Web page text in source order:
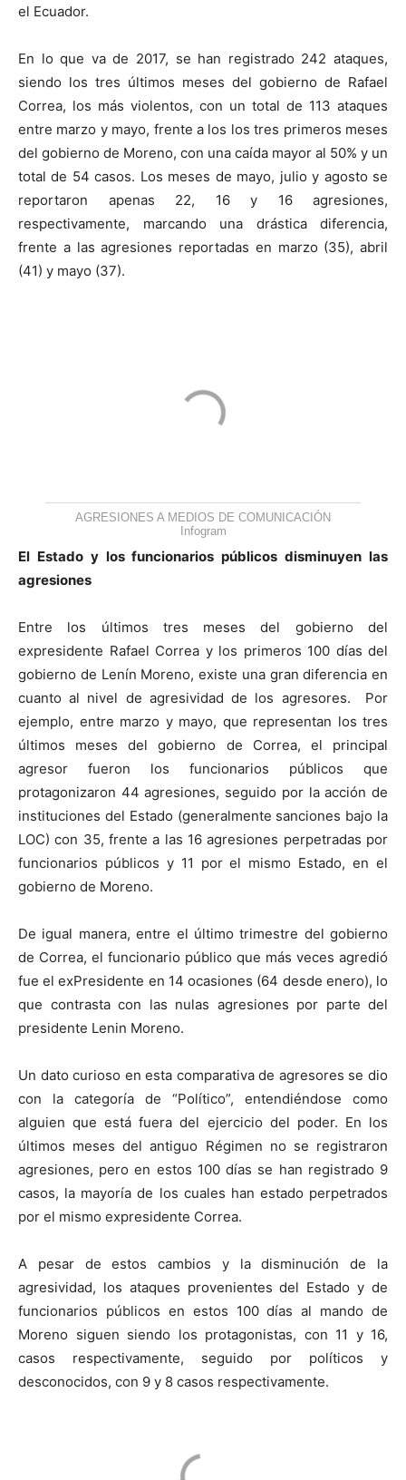
el Ecuador.
En lo que va de 2017, se han registrado 242 ataques,
siendo los tres últimos meses del gobierno de Rafael
Correa, los más violentos, con un total de 113 ataques
entre marzo y mayo, frente a los los tres primeros meses
del gobierno de Moreno, con una caída mayor al 50% y un
total de 54 casos. Los meses de mayo, julio y agosto se
reportaron apenas 22, 16 y 16 agresiones,
respectivamente, marcando una drástica diferencia,
frente a las agresiones reportadas en marzo (35), abril
(41) y mayo (37).
AGRESIONES A MEDIOS DE COMUNICACIÓN
Infogram
El Estado y los funcionarios públicos disminuyen las
agresiones
Entre los últimos tres meses del gobierno del
expresidente Rafael Correa y los primeros 100 días del
gobierno de Lenín Moreno, existe una gran diferencia en
cuanto al nivel de agresividad de los agresores. Por
ejemplo, entre marzo y mayo, que representan los tres
últimos meses del gobierno de Correa, el principal
agresor fueron los funcionarios públicos que
protagonizaron 44 agresiones, seguido por la acción de
instituciones del Estado (generalmente sanciones bajo la
LOC) con 35, frente a las 16 agresiones perpetradas por
funcionarios públicos y 11 por el mismo Estado, en el
gobierno de Moreno.
De igual manera, entre el último trimestre del gobierno
de Correa, el funcionario público que más veces agredió
fue el exPresidente en 14 ocasiones (64 desde enero), lo
que contrasta con las nulas agresiones por parte del
presidente Lenin Moreno.
Un dato curioso en esta comparativa de agresores se dio
con la categoría de “Político”, entendiéndose como
alguien que está fuera del ejercicio del poder. En los
últimos meses del antiguo Régimen no se registraron
agresiones, pero en estos 100 días se han registrado 9
casos, la mayoría de los cuales han estado perpetrados
por el mismo expresidente Correa.
A pesar de estos cambios y la disminución de la
agresividad, los ataques provenientes del Estado y de
funcionarios públicos en estos 100 días al mando de
Moreno siguen siendo los protagonistas, con 11 y 16,
casos respectivamente, seguido por políticos y
desconocidos, con 9 y 8 casos respectivamente.